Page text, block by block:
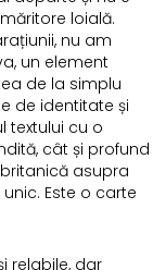
loială.
nu am
un element
de la simplu
de identitate și
textului cu o
cât și profund
asupra
Este o carte
relabile, dar